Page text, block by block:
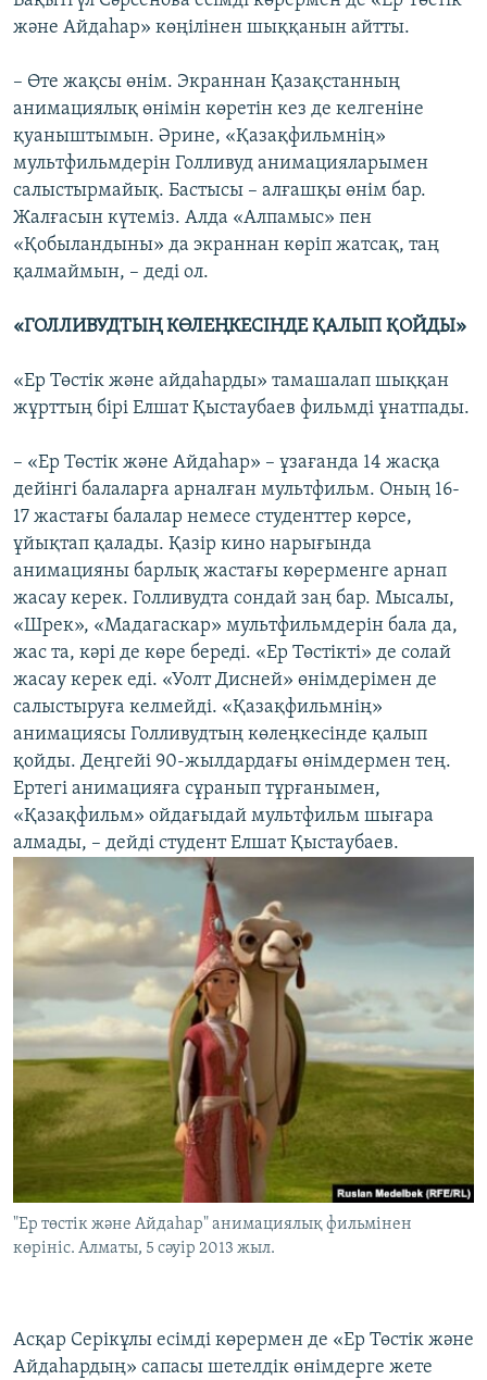
және Айдаһар» көңілінен шыққанын айтты.
– Өте жақсы өнім. Экраннан Қазақстанның
анимациялық өнімін көретін кез де келгеніне
қуаныштымын. Әрине, «Қазақфильмнің»
мультфильмдерін Голливуд анимацияларымен
салыстырмайық. Бастысы – алғашқы өнім бар.
Жалғасын күтеміз. Алда «Алпамыс» пен
«Қобыландыны» да экраннан көріп жатсақ, таң
қалмаймын, – деді ол.
«ГОЛЛИВУДТЫҢ КӨЛЕҢКЕСІНДЕ ҚАЛЫП ҚОЙДЫ»
«Ер Төстік және айдаһарды» тамашалап шыққан
жұрттың бірі Елшат Қыстаубаев фильмді ұнатпады.
– «Ер Төстік және Айдаһар» – ұзағанда 14 жасқа
дейінгі балаларға арналған мультфильм. Оның 16-
17 жастағы балалар немесе студенттер көрсе,
ұйықтап қалады. Қазір кино нарығында
анимацияны барлық жастағы көрерменге арнап
жасау керек. Голливудта сондай заң бар. Мысалы,
«Шрек», «Мадагаскар» мультфильмдерін бала да,
жас та, кәрі де көре береді. «Ер Төстікті» де солай
жасау керек еді. «Уолт Дисней» өнімдерімен де
салыстыруға келмейді. «Қазақфильмнің»
анимациясы Голливудтың көлеңкесінде қалып
қойды. Деңгейі 90-жылдардағы өнімдермен тең.
Ертегі анимацияға сұранып тұрғанымен,
«Қазақфильм» ойдағыдай мультфильм шығара
алмады, – дейді студент Елшат Қыстаубаев.
"Ер төстік және Айдаһар" анимациялық фильмінен
көрініс. Алматы, 5 сәуір 2013 жыл.
Асқар Серікұлы есімді көрермен де «Ер Төстік және
Айдаһардың» сапасы шетелдік өнімдерге жете